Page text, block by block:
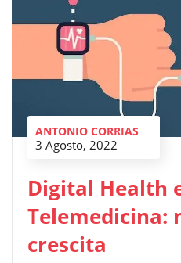
ANTONIO CORRIAS
3 Agosto, 2022
Digital Health
Telemedicina:
crescita